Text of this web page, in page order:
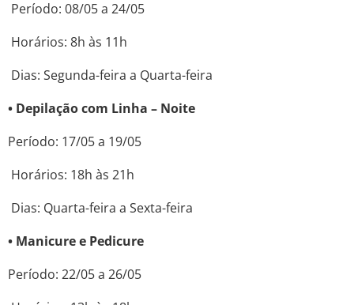
Período: 08/05 a 24/05
Horários: 8h às 11h
Dias: Segunda-feira a Quarta-feira
• Depilação com Linha – Noite
Período: 17/05 a 19/05
Horários: 18h às 21h
Dias: Quarta-feira a Sexta-feira
• Manicure e Pedicure
Período: 22/05 a 26/05